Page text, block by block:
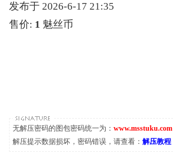
发布于 2026-6-17 21:35
售价: 1 魅丝币
无解压密码的图包密码统一为： www.msstuku.com
解压提示数据损坏，密码错误，请查看： 解压教程